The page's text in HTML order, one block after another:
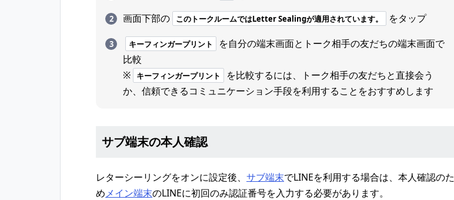
画面下部の
このトークルームではLetter Sealingが適用されています。 をタップ
キーフィンガープリント
を自分の端末画面とトーク相手の友だちの端末画面で
比較
※
キーフィンガープリント
を比較するには、トーク相手の友だちと直接会う
か、信頼できるコミュニケーション手段を利用することをおすすめします
サブ端末の本人確認
レターシーリングをオンに設定後、 サブ端末でLINEを利用する場合は、本人確認のた
めメイン端末のLINEに初回のみ認証番号を入力する必要があります。